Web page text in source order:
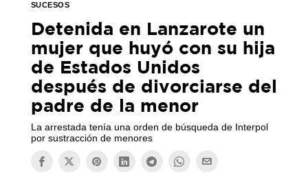
SUCESOS
Detenida en Lanzarote un
mujer que huyó con su hija
de Estados Unidos
después de divorciarse del
padre de la menor
La arrestada tenía una orden de búsqueda de Interpol
por sustracción de menores